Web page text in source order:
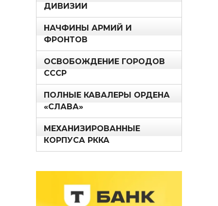
ДИВИЗИИ
НАЧФИНЫ АРМИЙ И
ФРОНТОВ
ОСВОБОЖДЕНИЕ ГОРОДОВ
СССР
ПОЛНЫЕ КАВАЛЕРЫ ОРДЕНА
«СЛАВА»
МЕХАНИЗИРОВАННЫЕ
КОРПУСА РККА